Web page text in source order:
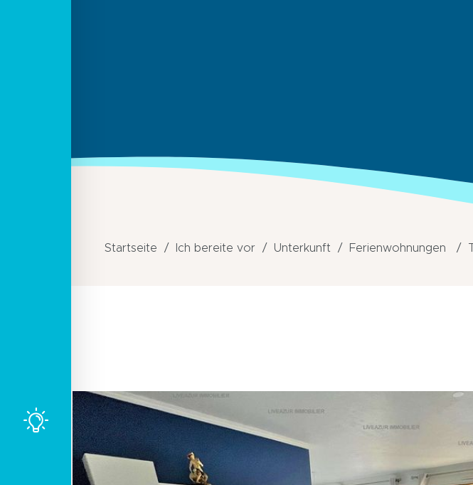
Startseite Ich bereite vor Unterkunft Ferienwohnungen